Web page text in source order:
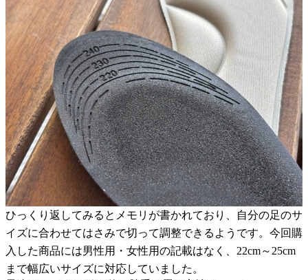
ひっくり返してみるとメモリが書かれており、自分の足のサ
イズに合わせてはさみで切って調整できるようです。今回購
入した商品には男性用・女性用の記載はなく、22cm～25cm
まで幅広いサイズに対応していました。